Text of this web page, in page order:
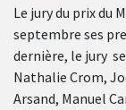
Le jury du prix du
septembre ses
dernière, le jury
Nathalie Crom,
Arsand, Manuel